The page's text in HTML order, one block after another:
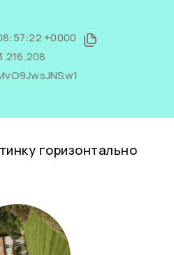
+0000
горизонтально